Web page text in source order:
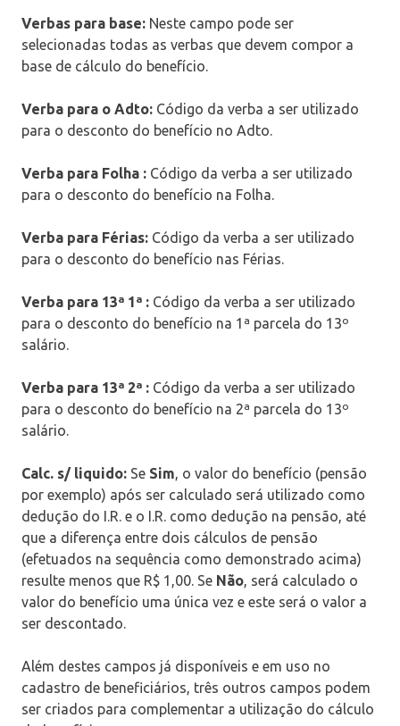
Verbas para base: Neste campo pode ser
selecionadas todas as verbas que devem compor a
base de cálculo do benefício.
Verba para o Adto: Código da verba a ser utilizado
para o desconto do benefício no Adto.
Verba para Folha : Código da verba a ser utilizado
para o desconto do benefício na Folha.
Verba para Férias: Código da verba a ser utilizado
para o desconto do benefício nas Férias.
Verba para 13ª 1ª : Código da verba a ser utilizado
para o desconto do benefício na 1ª parcela do 13º
salário.
Verba para 13ª 2ª : Código da verba a ser utilizado
para o desconto do benefício na 2ª parcela do 13º
salário.
Calc. s/ liquido: Se Sim, o valor do benefício (pensão
por exemplo) após ser calculado será utilizado como
dedução do I.R. e o I.R. como dedução na pensão, até
que a diferença entre dois cálculos de pensão
(efetuados na sequência como demonstrado acima)
resulte menos que R$ 1,00. Se Não, será calculado o
valor do benefício uma única vez e este será o valor a
ser descontado.
Além destes campos já disponíveis e em uso no
cadastro de beneficiários, três outros campos podem
ser criados para complementar a utilização do cálculo